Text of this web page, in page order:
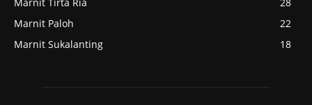
Marnit Paloh
22
Marnit Sukalanting
18